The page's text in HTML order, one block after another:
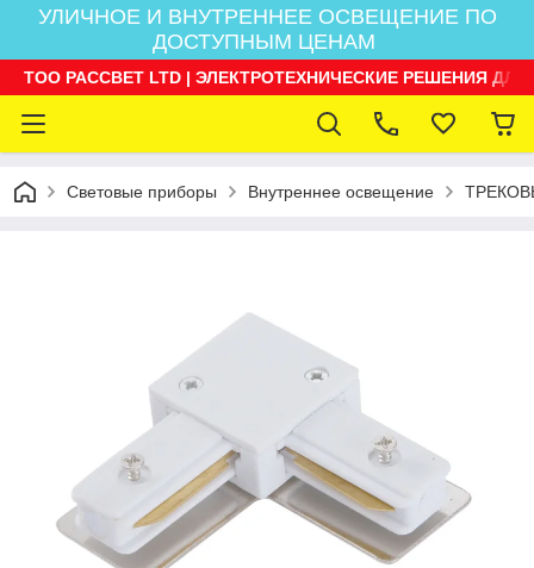
УЛИЧНОЕ И ВНУТРЕННЕЕ ОСВЕЩЕНИЕ ПО
ДОСТУПНЫМ ЦЕНАМ
ТОО РАССВЕТ LTD | ЭЛЕКТРОТЕХНИЧЕСКИЕ РЕШЕНИЯ
Световые приборы Внутреннее освещение